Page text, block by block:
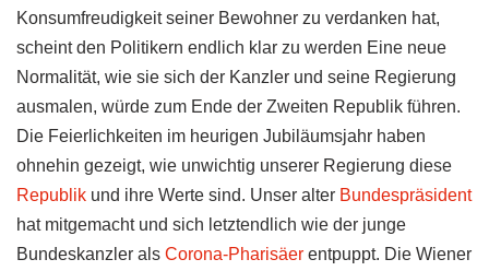
Konsumfreudigkeit seiner Bewohner zu verdanken hat,
scheint den Politikern endlich klar zu werden Eine neue
Normalität, wie sie sich der Kanzler und seine Regierung
ausmalen, würde zum Ende der Zweiten Republik führen.
Die Feierlichkeiten im heurigen Jubiläumsjahr haben
ohnehin gezeigt, wie unwichtig unserer Regierung diese
Republik und ihre Werte sind. Unser alter Bundespräsident
hat mitgemacht und sich letztendlich wie der junge
Bundeskanzler als Corona-Pharisäer entpuppt. Die Wiener